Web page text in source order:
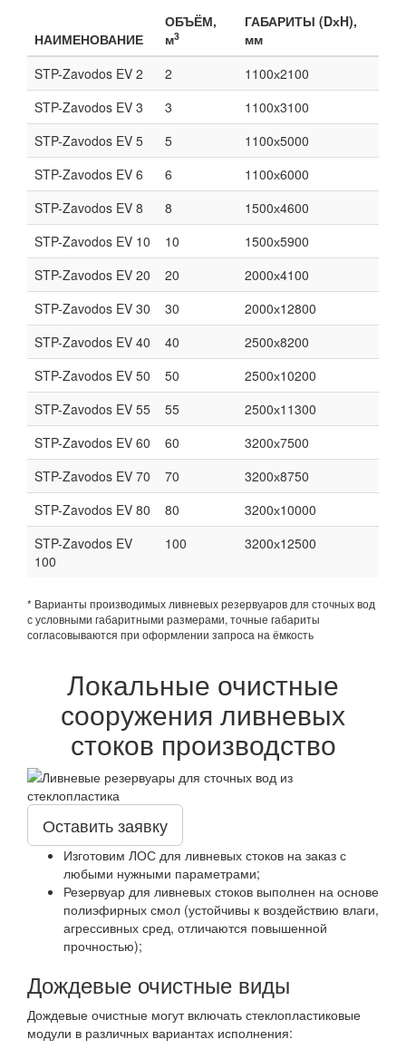
НАИМЕНОВАНИЕ
ОБЪЁМ,
м3
ГАБАРИТЫ (DхH),
мм
STP-Zavodos EV 2
2
1100х2100
STP-Zavodos EV 3
3
1100x3100
STP-Zavodos EV 5
5
1100х5000
STP-Zavodos EV 6
6
1100х6000
STP-Zavodos EV 8
8
1500х4600
STP-Zavodos EV 10
10
1500х5900
STP-Zavodos EV 20
20
2000х4100
STP-Zavodos EV 30
30
2000х12800
STP-Zavodos EV 40
40
2500х8200
STP-Zavodos EV 50
50
2500х10200
STP-Zavodos EV 55
55
2500х11300
STP-Zavodos EV 60
60
3200х7500
STP-Zavodos EV 70
70
3200х8750
STP-Zavodos EV 80
80
3200х10000
STP-Zavodos EV
100
100 3200х12500
* Варианты производимых ливневых резервуаров для сточных вод
с условными габаритными размерами, точные габариты
согласовываются при оформлении запроса на ёмкость
Локальные очистные
сооружения ливневых
стоков производство
Оставить заявку
Изготовим ЛОС для ливневых стоков на заказ с
любыми нужными параметрами;
Резервуар для ливневых стоков выполнен на основе
полиэфирных смол (устойчивы к воздействию влаги,
агрессивных сред, отличаются повышенной
прочностью);
Дождевые очистные виды
Дождевые очистные могут включать стеклопластиковые
модули в различных вариантах исполнения: